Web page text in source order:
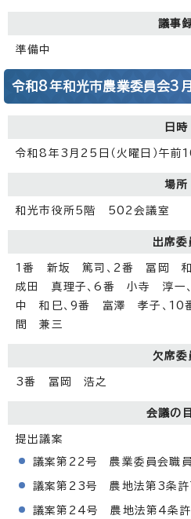
議事
準備中
令和8年和光市農業委員会3
日時
令和8年3月25日（火曜日）午前
場所
和光市役所5階 502会議室
出席委
1番 新坂 篤司、2番 冨岡
成田 真理子、6番 小寺 淳一
中 和巳、9番 富澤 孝子、
間 兼三
欠席委
3番 冨岡 浩之
会議の
提出議案
議案第22号 農業委員会職員
議案第23号 農地法第3条許
議案第24号 農地法第4条許